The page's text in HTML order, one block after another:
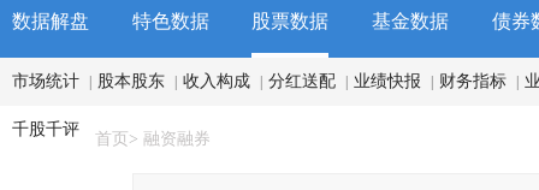
数据解盘 特色数据 股票数据 基金数据 债券
市场统计 股本股东 收入构成 分红送配 业绩快报 财务指标
千股千评
首页 > 融资融券